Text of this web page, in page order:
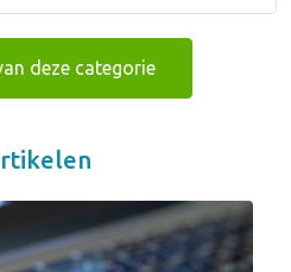
deze categorie